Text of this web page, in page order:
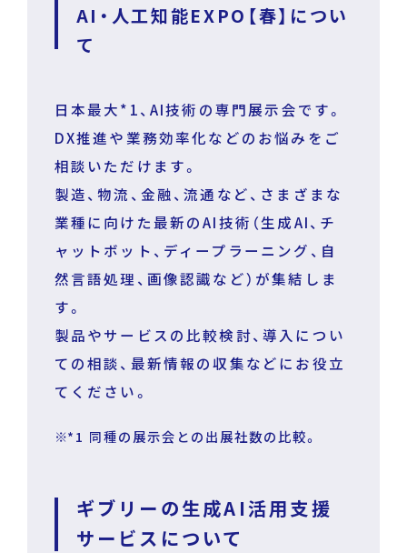
AI・人工知能EXPO【春】につい
て
日本最大*1、AI技術の専門展示会です。
DX推進や業務効率化などのお悩みをご
相談いただけます。
製造、物流、金融、流通など、さまざまな
業種に向けた最新のAI技術（生成AI、チ
ャットボット、ディープラーニング、自
然言語処理、画像認識など）が集結しま
す。
製品やサービスの比較検討、導入につい
ての相談、最新情報の収集などにお役立
てください。
*1 同種の展示会との出展社数の比較。
ギブリーの生成AI活用支援
サービスについて